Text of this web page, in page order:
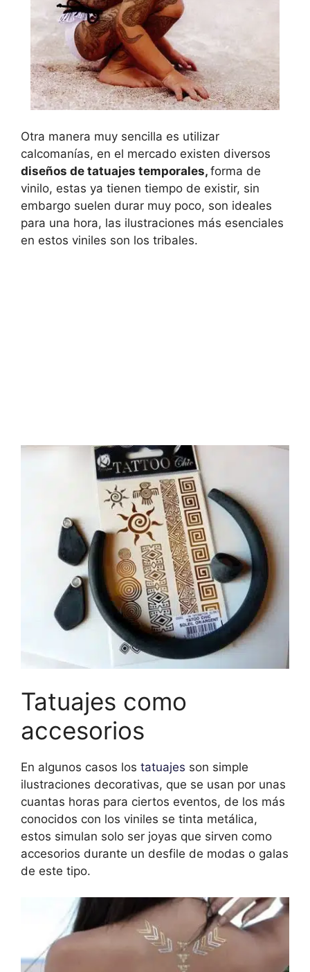
Otra manera muy sencilla es utilizar
calcomanías, en el mercado existen diversos
diseños de tatuajes temporales, forma de
vinilo, estas ya tienen tiempo de existir, sin
embargo suelen durar muy poco, son ideales
para una hora, las ilustraciones más esenciales
en estos viniles son los tribales.
Tatuajes como
accesorios
En algunos casos los tatuajes son simple
ilustraciones decorativas, que se usan por unas
cuantas horas para ciertos eventos, de los más
conocidos con los viniles se tinta metálica,
estos simulan solo ser joyas que sirven como
accesorios durante un desfile de modas o galas
de este tipo.